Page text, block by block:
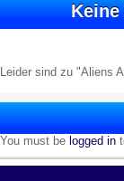
Leider sind zu "Aliens
You must be logged in